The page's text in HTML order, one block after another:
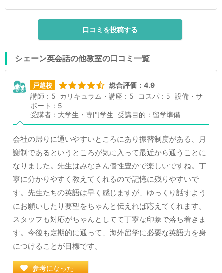
口コミを投稿する
シェーン英会話の他教室の口コミ一覧
戸越校
総合評価：4.9
講師：5
カリキュラム・講座：5 コスパ：5 設備・サ
ポート：5
受講者：大学生・専門学生 受講目的：留学準備
会社の帰りに通いやすいところにあり振替制度がある、月
謝制であるというところが気に入って最近から通うことに
なりました。先生はみなさん個性豊かで楽しいですね。丁
寧に分かりやすく教えてくれるので記憶に残りやすいで
す。先生たちの英語は早く感じますが、ゆっくり話すよう
にお願いしたり要望をちゃんと伝えれば応えてくれます。
スタッフも対応がちゃんとしてて丁寧な印象で落ち着きま
す。今後も定期的に通って、海外留学に必要な英語力を身
につけることが目標です。
参考になった